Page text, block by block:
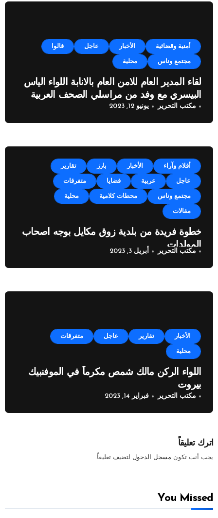
أمنية وقضائية الأخبار عاجل قالوا
مجتمع وناس محلية
لقاء المدير العام للامن العام بالانابة اللواء الياس
البيسري مع وفد من مراسلي الصحف العربية
مكتب التحرير يونيو 12, 2023
أقلام وآراء الأخبار بارز تقارير
عاجل عربية قضايا متفرقات
مجتمع وناس محطات كلامية محلية
مقالات
خطوة فريدة من بلدية زوق مكايل بوجه اصحاب
المولدات
مكتب التحرير أبريل 3, 2023
الأخبار تقارير عاجل متفرقات
محلية
اللواء الركن مالك شمص مكرماً في الموفنبيك
بيروت
مكتب التحرير فبراير 14, 2023
اترك تعليقاً
يجب أنت تكون مسجل الدخول لتضيف تعليقاً.
You Missed